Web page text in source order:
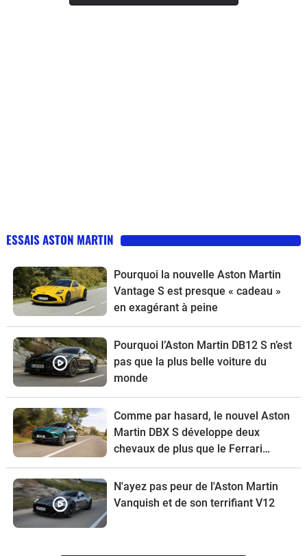
ESSAIS ASTON MARTIN
Pourquoi la nouvelle Aston Martin
Vantage S est presque « cadeau »
en exagérant à peine
Pourquoi l’Aston Martin DB12 S n’est
pas que la plus belle voiture du
monde
Comme par hasard, le nouvel Aston
Martin DBX S développe deux
chevaux de plus que le Ferrari
Purosangue
N'ayez pas peur de l'Aston Martin
Vanquish et de son terrifiant V12